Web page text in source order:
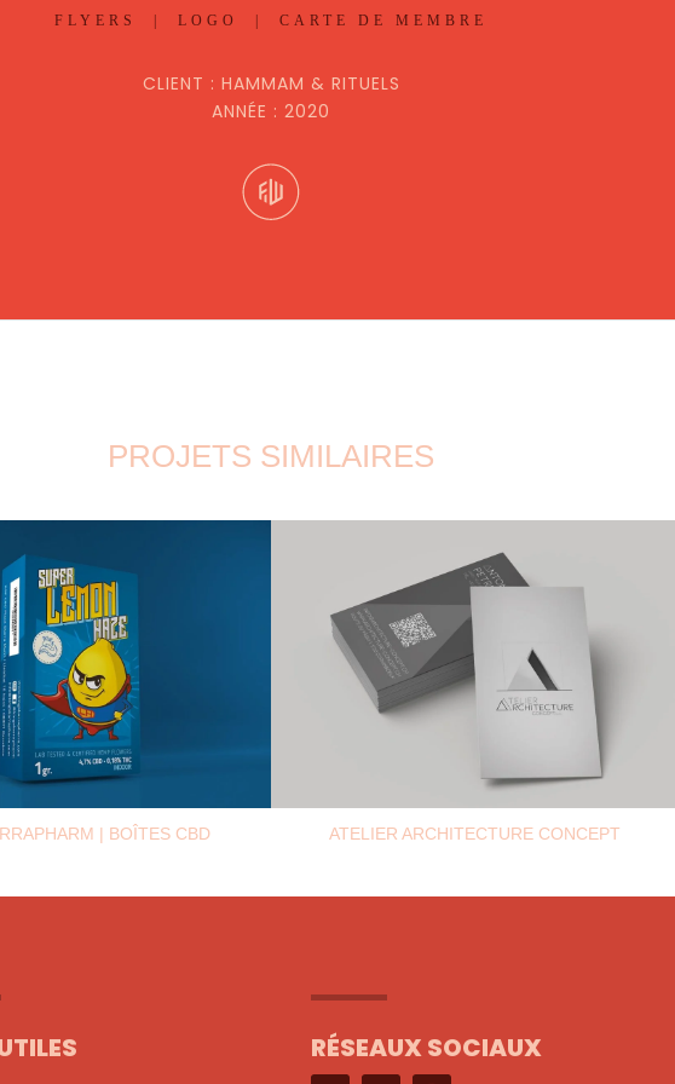
FLYERS | LOGO | CARTE DE MEMBRE
CLIENT : HAMMAM & RITUELS
ANNÉE : 2020
PROJETS SIMILAIRES
| BOÎTES CBD ATELIER ARCHITECTURE CONCEPT
RÉSEAUX SOCIAUX